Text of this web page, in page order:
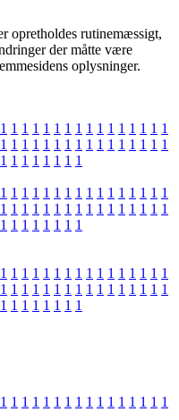
opretholdes rutinemæssigt,
der måtte være
oplysninger.
1 1 1 1 1 1 1 1 1 1 1 1 1 1 1 1
1 1 1 1 1 1 1 1 1 1 1 1 1 1 1 1
1 1 1 1 1 1 1 1
1 1 1 1 1 1 1 1 1 1 1 1 1 1 1 1
1 1 1 1 1 1 1 1 1 1 1 1 1 1 1 1
1 1 1 1 1 1 1 1
1 1 1 1 1 1 1 1 1 1 1 1 1 1 1 1
1 1 1 1 1 1 1 1 1 1 1 1 1 1 1 1
1 1 1 1 1 1 1 1
1 1 1 1 1 1 1 1 1 1 1 1 1 1 1 1